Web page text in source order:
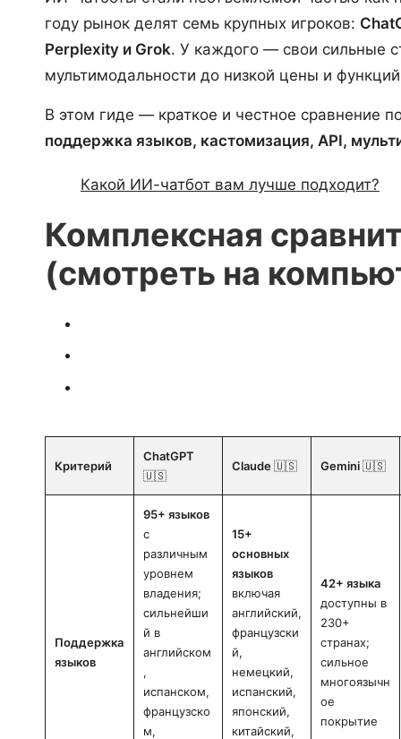
году рынок делят семь крупных игроков:
Perplexity и Grok. У каждого — свои сильные
мультимодальности до низкой цены и
В этом гиде — краткое и честное сравнение
поддержка языков, кастомизация, API,
Какой ИИ-чатбот вам лучше подходит?
Комплексная
(смотреть на
Критерий
ChatGPT
🇺🇸
Claude🇺🇸 Gemini🇺🇸
Поддержка
языков
95+ языков
с
различным
уровнем
владения;
сильнейши
й в
английском
,
испанском,
французско
м,
15+
основных
языков
включая
английский,
французски
й,
немецкий,
испанский,
японский,
китайский,
42+ языка
доступны в
230+
странах;
сильное
многоязычн
ое
покрытие